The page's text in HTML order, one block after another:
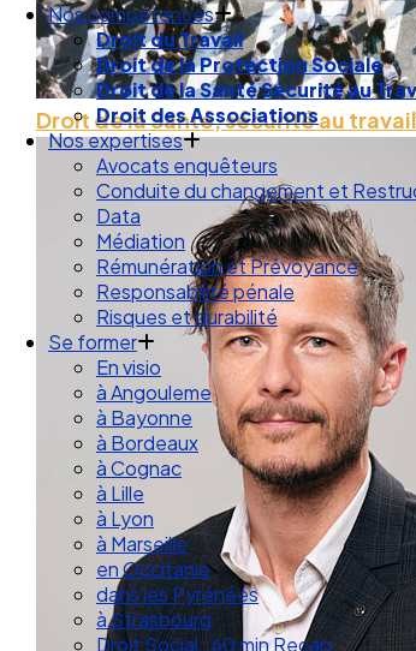
Nos compétences
Droit du Travail
Droit de la Protection Sociale
Droit de la Santé Sécurité au
Droit des Associations
Nos expertises
Avocats enquêteurs
Conduite du changement et
Data
Médiation
Rémunération et Prévoyance
Responsabilité pénale
Risques et durabilité
Se former
En visio
à Angouleme
à Bayonne
à Bordeaux
à Cognac
à Lille
à Lyon
à Marseille
en Occitanie
dans les Pyrénées
à Strasbourg
Droit Social : 60 min Recap’
Droit de la Santé, sécurité au travail